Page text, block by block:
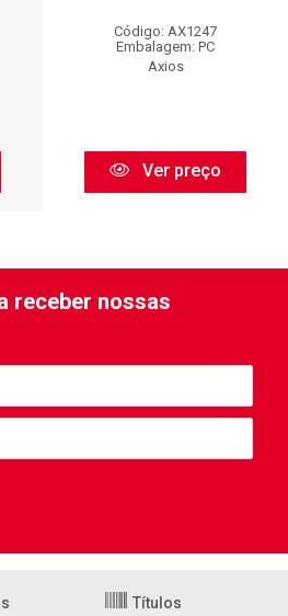
Código: AX1247
Embalagem: PC
Axios
Ver preço
receber nossas
Títulos